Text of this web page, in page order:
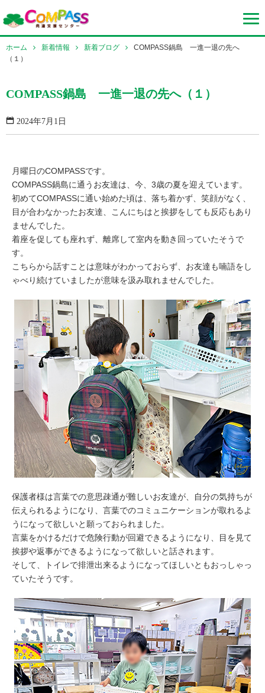
ホーム 新着情報 新着ブログ
COMPASS鍋島 一進一退の先へ
（１）
COMPASS鍋島 一進一退の先へ（１）
2024年7月1日
月曜日のCOMPASSです。
COMPASS鍋島に通うお友達は、今、3歳の夏を迎えています。
初めてCOMPASSに通い始めた頃は、落ち着かず、笑顔がなく、
目が合わなかったお友達、こんにちはと挨拶をしても反応もあり
ませんでした。
着座を促しても座れず、離席して室内を動き回っていたそうで
す。
こちらから話すことは意味がわかっておらず、お友達も喃語をし
ゃべり続けていましたが意味を汲み取れませんでした。
保護者様は言葉での意思疎通が難しいお友達が、自分の気持ちが
伝えられるようになり、言葉でのコミュニケーションが取れるよ
うになって欲しいと願っておられました。
言葉をかけるだけで危険行動が回避できるようになり、目を見て
挨拶や返事ができるようになって欲しいと話されます。
そして、トイレで排泄出来るようになってほしいともおっしゃっ
ていたそうです。